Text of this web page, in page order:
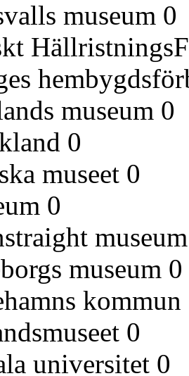
museum 0
museum 0
0
museet 0
0
museum
museum 0
kommun
0
universitet 0